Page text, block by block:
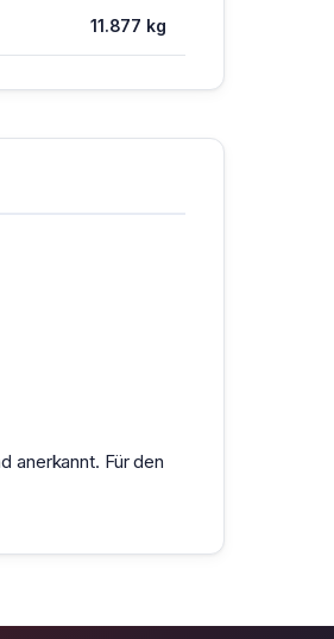
11.877 kg
anerkannt. Für den